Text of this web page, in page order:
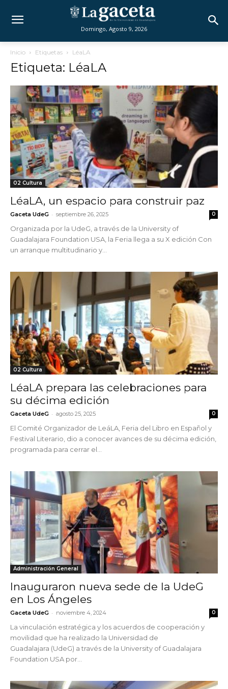
Domingo, Agosto 9, 2026
Inicio Etiquetas LéaLA
Etiqueta: LéaLA
02 Cultura
LéaLA, un espacio para construir paz
Gaceta UdeG - septiembre 26, 2025 0
Organizada por la UdeG, a través de la University of
Guadalajara Foundation USA, la Feria llega a su X edición Con
un arranque multitudinario y...
02 Cultura
LéaLA prepara las celebraciones para
su décima edición
Gaceta UdeG - agosto 25, 2025 0
El Comité Organizador de LeáLA, Feria del Libro en Español y
Festival Literario, dio a conocer avances de su décima edición,
programada para cerrar el...
Administración General
Inauguraron nueva sede de la UdeG
en Los Ángeles
Gaceta UdeG - noviembre 4, 2024 0
La vinculación estratégica y los acuerdos de cooperación y
movilidad que ha realizado la Universidad de
Guadalajara (UdeG) a través de la University of Guadalajara
Foundation USA por...